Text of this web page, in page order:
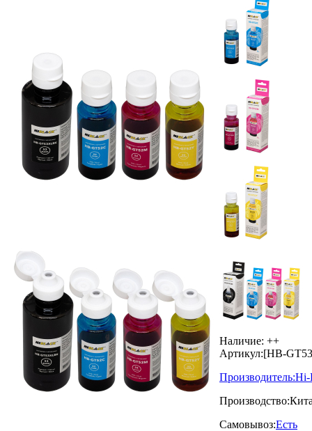
Наличие: ++
Артикул:[HB-
Производитель:Hi-
Производство:
Самовывоз:Есть